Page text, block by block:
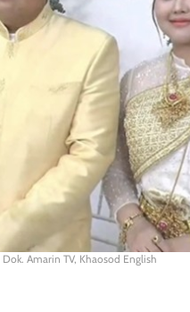
Amarin TV, Khaosod English